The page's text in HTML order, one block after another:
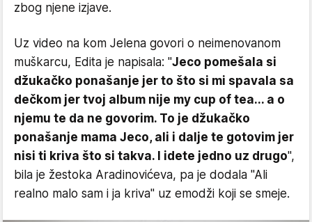
zbog njene izjave.
Uz video na kom Jelena govori o neimenovanom
muškarcu, Edita je napisala: "Jeco pomešala si
džukačko ponašanje jer to što si mi spavala sa
dečkom jer tvoj album nije my cup of tea... a o
njemu te da ne govorim. To je džukačko
ponašanje mama Jeco, ali i dalje te gotovim jer
nisi ti kriva što si takva. I idete jedno uz drugo",
bila je žestoka Aradinovićeva, pa je dodala "Ali
realno malo sam i ja kriva" uz emodži koji se smeje.